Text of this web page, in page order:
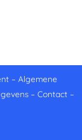
– Algemene
– Contact –